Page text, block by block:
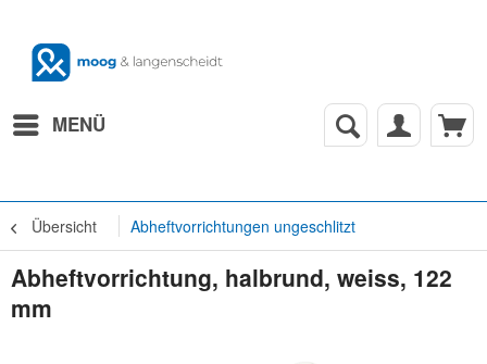
MENÜ
Übersicht Abheftvorrichtungen ungeschlitzt
Abheftvorrichtung, halbrund, weiss, 122
mm